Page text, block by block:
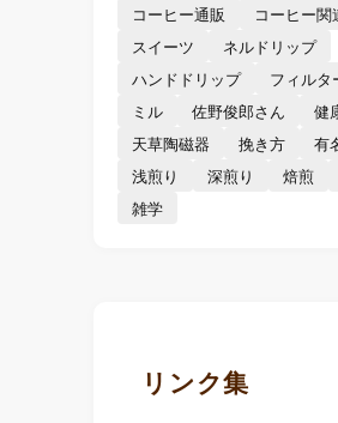
コーヒー通販
コーヒー関
スイーツ
ネルドリップ
ハンドドリップ
フィルタ
ミル
佐野俊郎さん
健
天草陶磁器
挽き方 有
浅煎り
深煎り 焙煎
雑学
リンク集